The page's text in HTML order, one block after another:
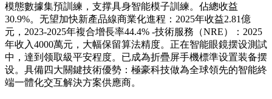
模態數據集預訓練，支撑具身智能模子訓練。佔總收益
30.9%。无望加快新產品線商業化進程：2025年收益2.81億
元，2023-2025年複合增長率44.4% -技術服務（NRE）：2025
年收入4000萬元，大幅保留算法精度。正在智能眼鏡摆设測試
中，達到领取級平安程度。已成為折疊屏手機標準设置装备摆
设。具備四大關鍵技術優勢：極豪科技做為全球領先的智能終
端一體化交互解決方案供應商。